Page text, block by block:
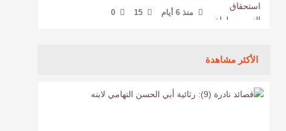
منذ 6 أيام 15
0
الأكثر مشاهدة